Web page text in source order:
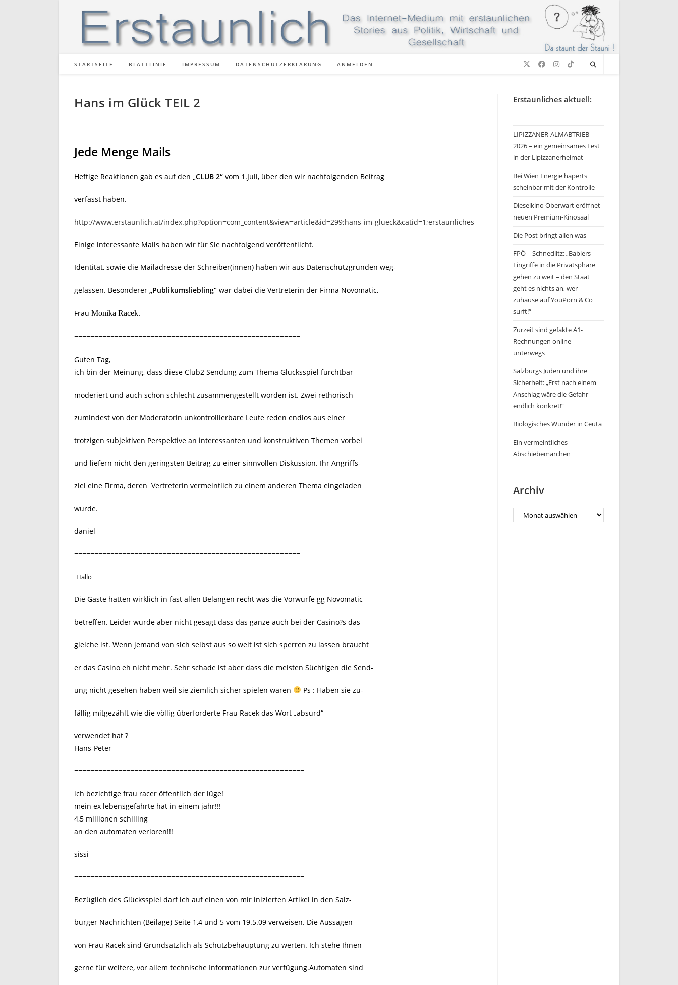
STARTSEITE BLATTLINIE IMPRESSUM DATENSCHUTZERKLÄRUNG ANMELDEN
Hans im Glück TEIL 2
Jede Menge Mails
Heftige Reaktionen gab es auf den „CLUB 2“ vom 1.Juli, über den wir nachfolgenden Beitrag
verfasst haben.
http://www.erstaunlich.at/index.php?option=com_content&view=article&id=299;hans-im-glueck&catid=1;erstaunliches
Einige interessante Mails haben wir für Sie nachfolgend veröffentlicht.
Identität, sowie die Mailadresse der Schreiber(innen) haben wir aus Datenschutzgründen weg-
gelassen. Besonderer „Publikumsliebling“ war dabei die Vertreterin der Firma Novomatic,
Frau Monika Racek.
========================================================
Guten Tag,
ich bin der Meinung, dass diese Club2 Sendung zum Thema Glücksspiel furchtbar
moderiert und auch schon schlecht zusammengestellt worden ist. Zwei rethorisch
zumindest von der Moderatorin unkontrollierbare Leute reden endlos aus einer
trotzigen subjektiven Perspektive an interessanten und konstruktiven Themen vorbei
und liefern nicht den geringsten Beitrag zu einer sinnvollen Diskussion. Ihr Angriffs-
ziel eine Firma, deren Vertreterin vermeintlich zu einem anderen Thema eingeladen
wurde.
daniel
========================================================
Hallo
Die Gäste hatten wirklich in fast allen Belangen recht was die Vorwürfe gg Novomatic
betreffen. Leider wurde aber nicht gesagt dass das ganze auch bei der Casino?s das
gleiche ist. Wenn jemand von sich selbst aus so weit ist sich sperren zu lassen braucht
er das Casino eh nicht mehr. Sehr schade ist aber dass die meisten Süchtigen die Send-
ung nicht gesehen haben weil sie ziemlich sicher spielen waren Ps : Haben sie zu-
fällig mitgezählt wie die völlig überforderte Frau Racek das Wort „absurd“
verwendet hat ?
Hans-Peter
=========================================================
ich bezichtige frau racer öffentlich der lüge!
mein ex lebensgefährte hat in einem jahr!!!
4,5 millionen schilling
an den automaten verloren!!!
sissi
=========================================================
Bezüglich des Glücksspiel darf ich auf einen von mir inizierten Artikel in den Salz-
burger Nachrichten (Beilage) Seite 1,4 und 5 vom 19.5.09 verweisen. Die Aussagen
von Frau Racek sind Grundsätzlich als Schutzbehauptung zu werten. Ich stehe Ihnen
gerne für weitere, vor allem technische Informationen zur verfügung.Automaten sind
Erstaunliches aktuell:
LIPIZZANER-ALMABTRIEB
2026 – ein gemeinsames Fest
in der Lipizzanerheimat
Bei Wien Energie haperts
scheinbar mit der Kontrolle
Dieselkino Oberwart eröffnet
neuen Premium-Kinosaal
Die Post bringt allen was
FPÖ – Schnedlitz: „Bablers
Eingriffe in die Privatsphäre
gehen zu weit – den Staat
geht es nichts an, wer
zuhause auf YouPorn & Co
surft!“
Zurzeit sind gefakte A1-
Rechnungen online
unterwegs
Salzburgs Juden und ihre
Sicherheit: „Erst nach einem
Anschlag wäre die Gefahr
endlich konkret!“
Biologisches Wunder in Ceuta
Ein vermeintliches
Abschiebemärchen
Archiv
Archiv